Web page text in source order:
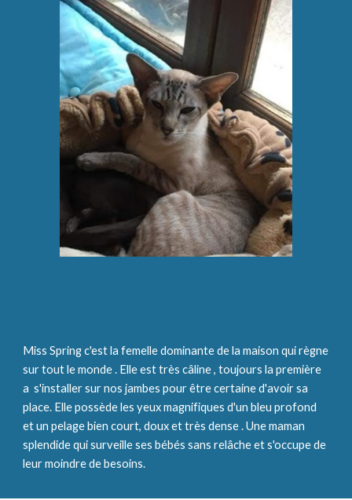
Miss Spring c'est la femelle dominante de la maison qui règne
sur tout le monde . Elle est très câline , toujours la première
a  s'installer sur nos jambes pour être certaine d'avoir sa
place. Elle possède les yeux magnifiques d'un bleu profond
et un pelage bien court, doux et très dense . Une maman
splendide qui surveille ses bébés sans relâche et s'occupe de
leur moindre de besoins.